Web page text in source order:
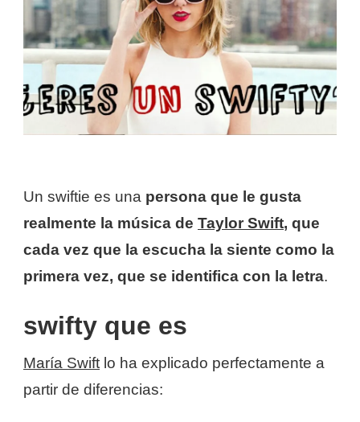
Un swiftie es una persona que le gusta
realmente la música de Taylor Swift, que
cada vez que la escucha la siente como la
primera vez, que se identifica con la letra.
swifty que es
María Swift lo ha explicado perfectamente a
partir de diferencias: